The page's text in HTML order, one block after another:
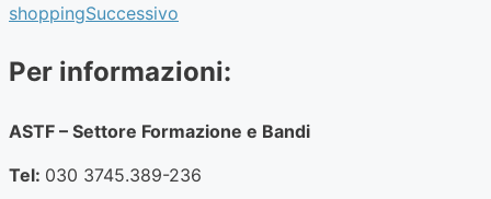
shoppingSuccessivo
Per informazioni:
ASTF – Settore Formazione e Bandi
Tel: 030 3745.389-236